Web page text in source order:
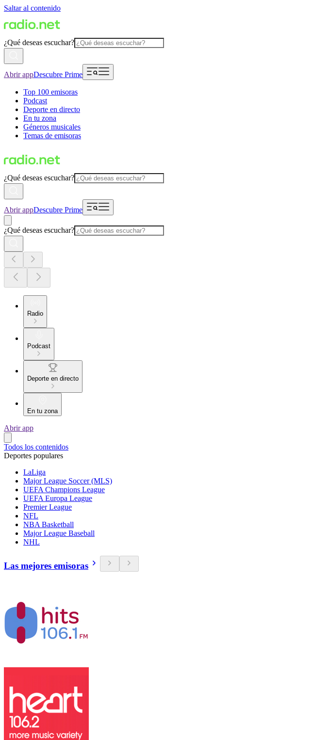
Saltar al contenido
¿Qué deseas escuchar?
Abrir appDescubre Prime
Top 100 emisoras
Podcast
Deporte en directo
En tu zona
Géneros musicales
Temas de emisoras
¿Qué deseas escuchar?
Abrir appDescubre Prime
¿Qué deseas escuchar?
Radio
Podcast
Deporte en directo
En tu zona
Abrir app
Todos los contenidos
Deportes populares
LaLiga
Major League Soccer (MLS)
UEFA Champions League
UEFA Europa League
Premier League
NFL
NBA Basketball
Major League Baseball
NHL
Las mejores emisoras